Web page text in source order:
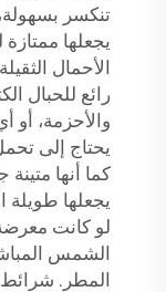
تنكسر
يجعلها ممتازة
الأحمال
رائع للحبال
والأحزمة، أو
يحتاج إلى
كما أنها متينة
يجعلها طويلة
لو كانت
الشمس
المطر. شرائط